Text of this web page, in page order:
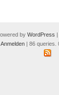
by WordPress |
Anmelden| 86 queries.